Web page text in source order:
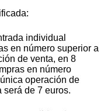
individual
en número superior a
de venta, en 8
en número
operación de
será de 7 euros.